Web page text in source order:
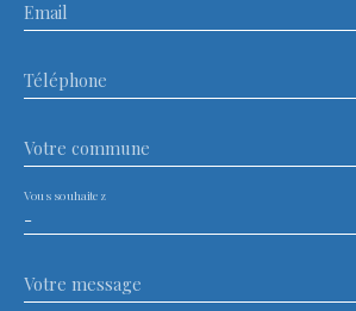
Email
Téléphone
Votre commune
-
Vous souhaitez
Votre message